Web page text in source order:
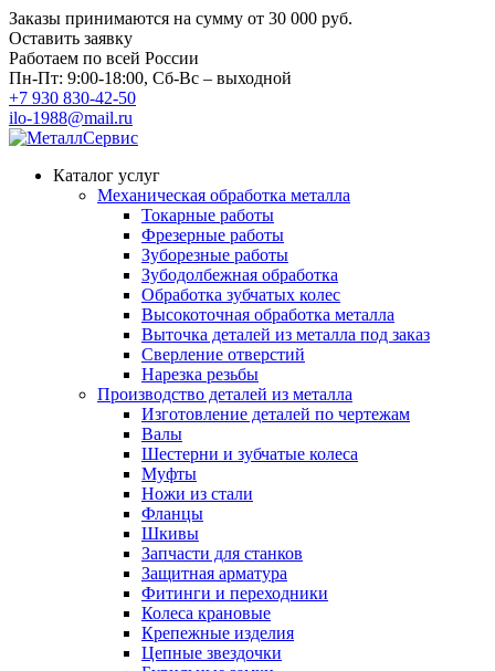
Заказы принимаются на сумму от 30 000 руб.
Оставить заявку
Работаем по всей России
Пн-Пт: 9:00-18:00, Сб-Вс – выходной
+7 930 830-42-50
ilo-1988@mail.ru
Каталог услуг
Механическая обработка металла
Токарные работы
Фрезерные работы
Зуборезные работы
Зубодолбежная обработка
Обработка зубчатых колес
Высокоточная обработка металла
Выточка деталей из металла под заказ
Сверление отверстий
Нарезка резьбы
Производство деталей из металла
Изготовление деталей по чертежам
Валы
Шестерни и зубчатые колеса
Муфты
Ножи из стали
Фланцы
Шкивы
Запчасти для станков
Защитная арматура
Фитинги и переходники
Колеса крановые
Крепежные изделия
Цепные звездочки